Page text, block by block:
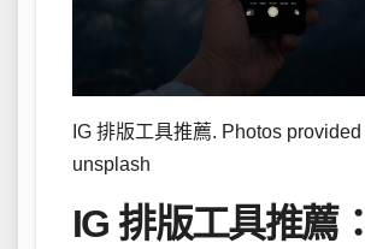
IG 排版工具推薦. Photos
unsplash
IG 排版工具推薦：